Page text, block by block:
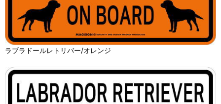
ラブラドールレトリバー/オレンジ